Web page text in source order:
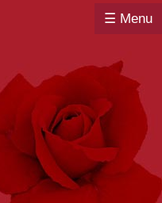
☰ Menu